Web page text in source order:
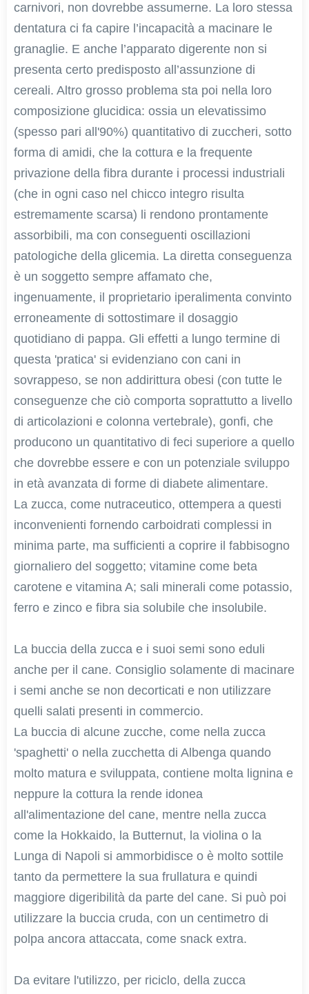
carnivori, non dovrebbe assumerne. La loro stessa
dentatura ci fa capire l’incapacità a macinare le
granaglie. E anche l’apparato digerente non si
presenta certo predisposto all’assunzione di
cereali. Altro grosso problema sta poi nella loro
composizione glucidica: ossia un elevatissimo
(spesso pari all'90%) quantitativo di zuccheri, sotto
forma di amidi, che la cottura e la frequente
privazione della fibra durante i processi industriali
(che in ogni caso nel chicco integro risulta
estremamente scarsa) li rendono prontamente
assorbibili, ma con conseguenti oscillazioni
patologiche della glicemia. La diretta conseguenza
è un soggetto sempre affamato che,
ingenuamente, il proprietario iperalimenta convinto
erroneamente di sottostimare il dosaggio
quotidiano di pappa. Gli effetti a lungo termine di
questa 'pratica' si evidenziano con cani in
sovrappeso, se non addirittura obesi (con tutte le
conseguenze che ciò comporta soprattutto a livello
di articolazioni e colonna vertebrale), gonfi, che
producono un quantitativo di feci superiore a quello
che dovrebbe essere e con un potenziale sviluppo
in età avanzata di forme di diabete alimentare.
La zucca, come nutraceutico, ottempera a questi
inconvenienti fornendo carboidrati complessi in
minima parte, ma sufficienti a coprire il fabbisogno
giornaliero del soggetto; vitamine come beta
carotene e vitamina A; sali minerali come potassio,
ferro e zinco e fibra sia solubile che insolubile.
La buccia della zucca e i suoi semi sono eduli
anche per il cane. Consiglio solamente di macinare
i semi anche se non decorticati e non utilizzare
quelli salati presenti in commercio.
La buccia di alcune zucche, come nella zucca
'spaghetti' o nella zucchetta di Albenga quando
molto matura e sviluppata, contiene molta lignina e
neppure la cottura la rende idonea
all'alimentazione del cane, mentre nella zucca
come la Hokkaido, la Butternut, la violina o la
Lunga di Napoli si ammorbidisce o è molto sottile
tanto da permettere la sua frullatura e quindi
maggiore digeribilità da parte del cane. Si può poi
utilizzare la buccia cruda, con un centimetro di
polpa ancora attaccata, come snack extra.
Da evitare l'utilizzo, per riciclo, della zucca